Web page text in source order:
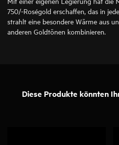
750/-Roségold erschaffen, das in
strahlt eine besondere Wärme aus
anderen Goldtönen kombinieren.
Diese Produkte könnten